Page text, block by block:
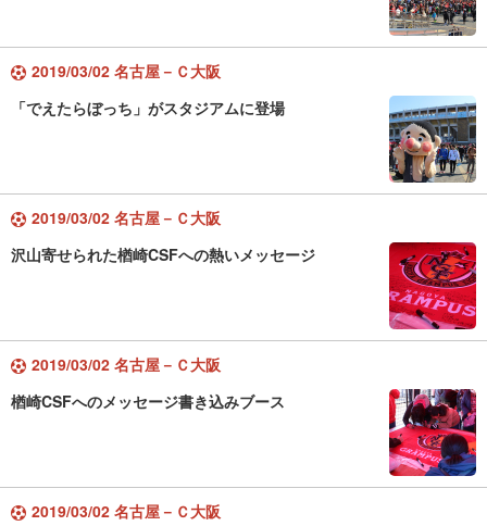
2019/03/02 名古屋－Ｃ大阪
「でえたらぼっち」がスタジアムに登場
2019/03/02 名古屋－Ｃ大阪
沢山寄せられた楢崎CSFへの熱いメッセージ
2019/03/02 名古屋－Ｃ大阪
楢崎CSFへのメッセージ書き込みブース
2019/03/02 名古屋－Ｃ大阪